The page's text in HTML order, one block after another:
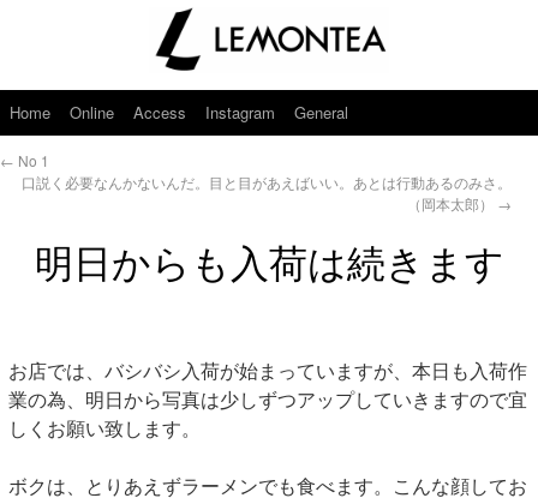
Home Online Access Instagram General
← No 1
口説く必要なんかないんだ。目と目があえばいい。あとは行動あるのみさ。
（岡本太郎） →
明日からも入荷は続きます
お店では、バシバシ入荷が始まっていますが、本日も入荷作
業の為、明日から写真は少しずつアップしていきますので宜
しくお願い致します。
ボクは、とりあえずラーメンでも食べます。こんな顔してお